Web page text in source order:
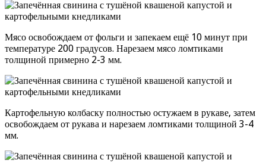
Мясо освобождаем от фольги и запекаем ещё 10 минут при
температуре 200 градусов. Нарезаем мясо ломтиками
толщиной примерно 2-3 мм.
Картофельную колбаску полностью остужаем в рукаве, затем
освобождаем от рукава и нарезаем ломтиками толщиной 3-4
мм.